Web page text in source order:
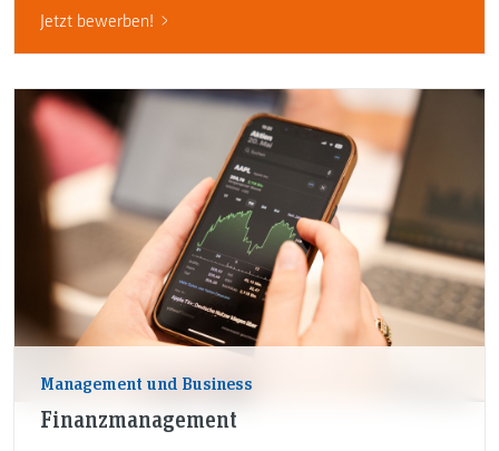
Jetzt bewerben!
Management und Business
Finanzmanagement